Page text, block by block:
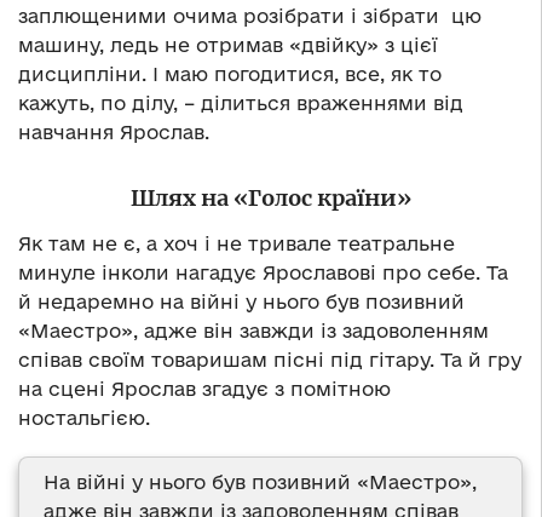
заплющеними очима розібрати і зібрати цю
машину, ледь не отримав «двійку» з цієї
дисципліни. І маю погодитися, все, як то
кажуть, по ділу, – ділиться враженнями від
навчання Ярослав.
Шлях на «Голос країни»
Як там не є, а хоч і не тривале театральне
минуле інколи нагадує Ярославові про себе. Та
й недаремно на війні у нього був позивний
«Маестро», адже він завжди із задоволенням
співав своїм товаришам пісні під гітару. Та й гру
на сцені Ярослав згадує з помітною
ностальгією.
На війні у нього був позивний «Маестро»,
адже він завжди із задоволенням співав